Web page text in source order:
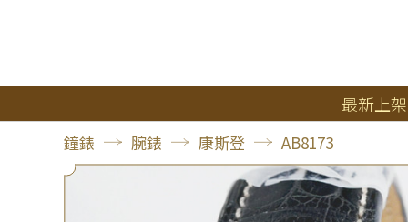
最新上架
鐘錶 腕錶 康斯登 AB8173